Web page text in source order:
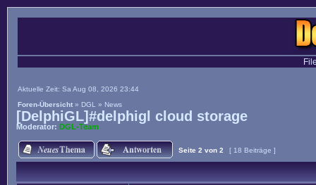
Aktuelle Zeit: Sa Aug 08, 2026 23:44
Foren-Übersicht » DGL » News
[DelphiGL]#delphigl cloud storage
Moderator: DGL-Team
Seite 2 von 2 [ 18 Beiträge ]